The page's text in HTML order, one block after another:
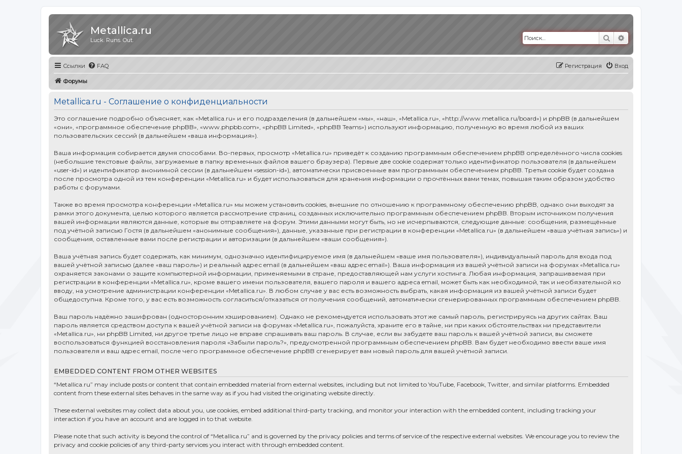
Metallica.ru
Luck. Runs. Out. Поиск
Ссылки FAQ Вход
Регистрация
Форумы
Metallica.ru - Соглашение о конфиденциальности
Это соглашение подробно объясняет, как «Metallica.ru» и его подразделения (в дальнейшем «мы», «наш», «Metallica.ru», «http://www.metallica.ru/board») и phpBB (в дальнейшем
«они», «программное обеспечение phpBB», «www.phpbb.com», «phpBB Limited», «phpBB Teams») используют информацию, полученную во время любой из ваших
пользовательских сессий (в дальнейшем «ваша информация»).
Ваша информация собирается двумя способами. Во-первых, просмотр «Metallica.ru» приведёт к созданию программным обеспечением phpBB определённого числа cookies
(небольшие текстовые файлы, загружаемые в папку временных файлов вашего браузера). Первые две cookie содержат только идентификатор пользователя (в дальнейшем
«user-id») и идентификатор анонимной сессии (в дальнейшем «session-id»), автоматически присвоенные вам программным обеспечением phpBB. Третья cookie будет создана
после просмотра одной из тем конференции «Metallica.ru» и будет использоваться для хранения информации о прочтённых вами темах, повышая таким образом удобство
работы с форумами.
Также во время просмотра конференции «Metallica.ru» мы можем установить cookies, внешние по отношению к программному обеспечению phpBB, однако они выходят за
рамки этого документа, целью которого является рассмотрение страниц, созданных исключительно программным обеспечением phpBB. Вторым источником получения
вашей информации являются данные, которые вы отправляете на форум. Этими данными могут быть, но не исчерпываются, следующие данные: сообщения, размещённые
под учётной записью Гостя (в дальнейшем «анонимные сообщения»), данные, указанные при регистрации в конференции «Metallica.ru» (в дальнейшем «ваша учётная запись») и
сообщения, оставленные вами после регистрации и авторизации (в дальнейшем «ваши сообщения»).
Ваша учётная запись будет содержать, как минимум, однозначно идентифицируемое имя (в дальнейшем «ваше имя пользователя»), индивидуальный пароль для входа под
вашей учётной записью (далее «ваш пароль») и реальный адрес email (в дальнейшем «ваш адрес email»). Ваша информация из вашей учётной записи на форумах «Metallica.ru»
охраняется законами о защите компьютерной информации, применяемыми в стране, предоставляющей нам услуги хостинга. Любая информация, запрашиваемая при
регистрации в конференции «Metallica.ru», кроме вашего имени пользователя, вашего пароля и вашего адреса email, может быть как необходимой, так и необязательной ко
вводу, на усмотрение администрации конференции «Metallica.ru». В любом случае у вас есть возможность выбрать, какая информация из вашей учётной записи будет
общедоступна. Кроме того, у вас есть возможность согласиться/отказаться от получения сообщений, автоматически сгенерированных программным обеспечением phpBB.
Ваш пароль надёжно зашифрован (односторонним хэшированием). Однако не рекомендуется использовать этот же самый пароль, регистрируясь на других сайтах. Ваш
пароль является средством доступа к вашей учётной записи на форумах «Metallica.ru», пожалуйста, храните его в тайне, ни при каких обстоятельствах ни представители
«Metallica.ru», ни phpBB Limited, ни другое третье лицо не вправе спрашивать ваш пароль. В случае, если вы забудете ваш пароль к вашей учётной записи, вы сможете
воспользоваться функцией восстановления пароля «Забыли пароль?», предусмотренной программным обеспечением phpBB. Вам будет необходимо ввести ваше имя
пользователя и ваш адрес email, после чего программное обеспечение phpBB сгенерирует вам новый пароль для вашей учётной записи.
EMBEDDED CONTENT FROM OTHER WEBSITES
“Metallica.ru” may include posts or content that contain embedded material from external websites, including but not limited to YouTube, Facebook, Twitter, and similar platforms. Embedded
content from these external sites behaves in the same way as if you had visited the originating website directly.
These external websites may collect data about you, use cookies, embed additional third-party tracking, and monitor your interaction with the embedded content, including tracking your
interaction if you have an account and are logged in to that website.
Please note that such activity is beyond the control of “Metallica.ru” and is governed by the privacy policies and terms of service of the respective external websites. We encourage you to review the
privacy and cookie policies of any third-party services you interact with through embedded content.